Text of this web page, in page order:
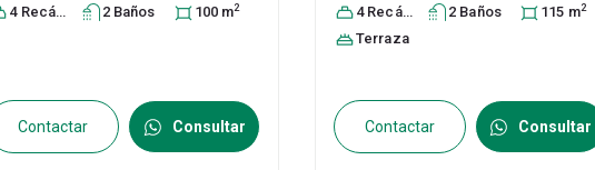
II,
Tecámac, México, México
4 Recámara s 2 Baños 100 m2
Contactar Consultar
C.P. 55763, ID:30210299
4 Recámara s 2 Baños 115 m2
Terraza
Contactar Consultar